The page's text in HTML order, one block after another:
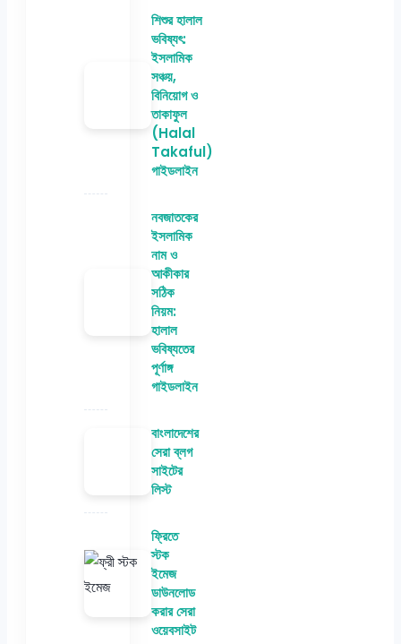
শিশুর হালাল
ভবিষ্যৎ:
ইসলামিক
সঞ্চয়,
বিনিয়োগ ও
তাকাফুল
(Halal
Takaful)
গাইডলাইন
নবজাতকের
ইসলামিক
নাম ও
আকীকার
সঠিক
নিয়ম:
হালাল
ভবিষ্যতের
পূর্ণাঙ্গ
গাইডলাইন
বাংলাদেশের
সেরা ব্লগ
সাইটের
লিস্ট
ফ্রিতে
স্টক
ইমেজ
ডাউনলোড
করার সেরা
ওয়েবসাইট